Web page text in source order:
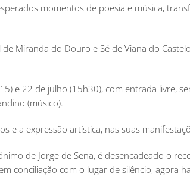
momentos de poesia e música,
Miranda do Douro e Sé de Viana do
e 22 de julho (15h30), com entrada livre,
(músico).
a expressão artística, nas suas
de Jorge de Sena, é desencadeado o
conciliação com o lugar de silêncio, agora